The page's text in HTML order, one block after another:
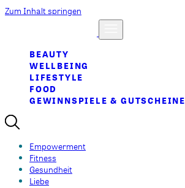
Zum Inhalt springen
BEAUTY
WELLBEING
LIFESTYLE
FOOD
GEWINNSPIELE & GUTSCHEINE
Empowerment
Fitness
Gesundheit
Liebe